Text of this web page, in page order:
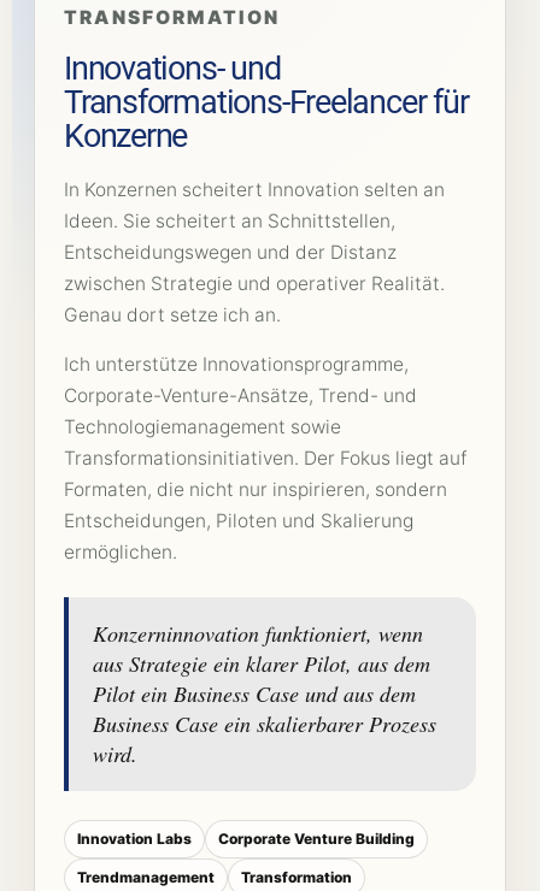
TRANSFORMATION
Innovations- und
Transformations-Freelancer für
Konzerne
In Konzernen scheitert Innovation selten an
Ideen. Sie scheitert an Schnittstellen,
Entscheidungswegen und der Distanz
zwischen Strategie und operativer Realität.
Genau dort setze ich an.
Ich unterstütze Innovationsprogramme,
Corporate-Venture-Ansätze, Trend- und
Technologiemanagement sowie
Transformationsinitiativen. Der Fokus liegt auf
Formaten, die nicht nur inspirieren, sondern
Entscheidungen, Piloten und Skalierung
ermöglichen.
Konzerninnovation funktioniert, wenn
aus Strategie ein klarer Pilot, aus dem
Pilot ein Business Case und aus dem
Business Case ein skalierbarer Prozess
wird.
Innovation Labs Corporate Venture Building
Trendmanagement Transformation